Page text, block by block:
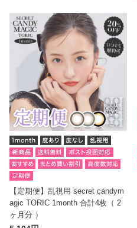
【定期便】乱視用 secret candym
agic TORIC 1month 合計4枚（ 2
ヶ月分 ）